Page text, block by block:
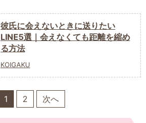
彼氏に会えないときに送りたい
LINE5選｜会えなくても距離を縮め
る方法
KOIGAKU
1 2 次へ